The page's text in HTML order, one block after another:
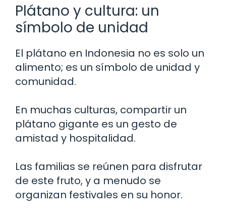
Plátano y cultura: un
símbolo de unidad
El plátano en Indonesia no es solo un
alimento; es un símbolo de unidad y
comunidad.
En muchas culturas, compartir un
plátano gigante es un gesto de
amistad y hospitalidad.
Las familias se reúnen para disfrutar
de este fruto, y a menudo se
organizan festivales en su honor.